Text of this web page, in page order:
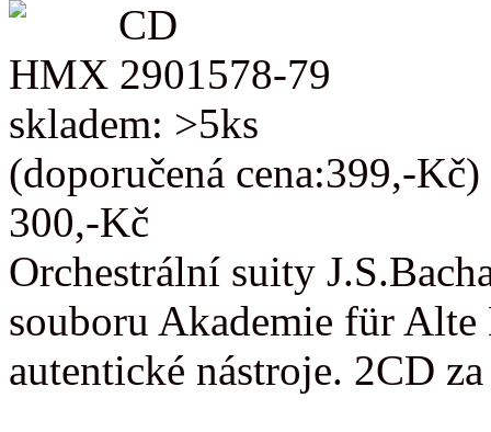
CD
HMX 2901578-79
skladem: >5ks
(doporučená cena:399,-Kč)
300,-Kč
Orchestrální suity
souboru Akademie für
autentické nástroje. 2CD